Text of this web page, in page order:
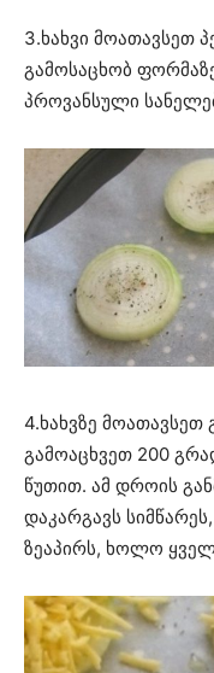
3.ხახვი მოათავსეთ
გამოსაცხობ
პროვანსული
4.ხახვზე მოათავსეთ
გამოაცხვეთ 200
წუთით. ამ დროის
დაკარგავს
ზეაპირს, ხოლო